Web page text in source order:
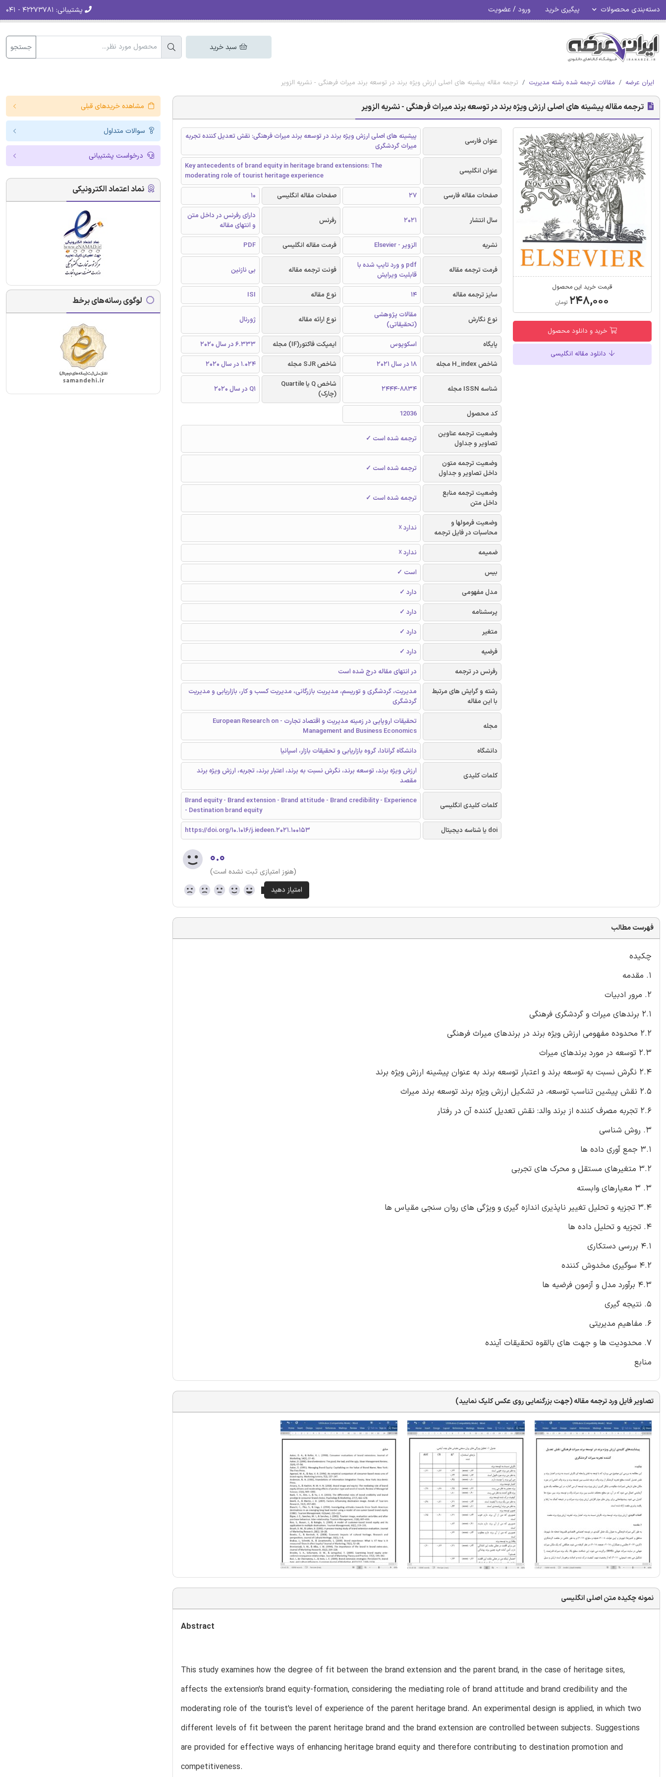
دسته‌بندی محصولات پیگیری خرید ورود / عضویت پشتیبانی:
سبد خرید جستجو
ایران عرضه مقالات ترجمه شده رشته مدیریت ترجمه مقاله پیشینه های اصلی ارزش ویژه برند در توسعه برند میراث فرهنگی - نشریه الزویر
ترجمه مقاله پیشینه های اصلی ارزش ویژه برند در توسعه برند میراث فرهنگی - نشریه الزویر
قیمت خرید این محصول
۲۴۸,۰۰۰ تومان
خرید و دانلود محصول
دانلود مقاله انگلیسی
عنوان فارسی
پیشینه های اصلی ارزش ویژه برند در توسعه برند میراث فرهنگی: نقش تعدیل کننده تجربه
میراث گردشگری
عنوان انگلیسی
Key antecedents of brand equity in heritage brand extensions: The
moderating role of tourist heritage experience
صفحات مقاله فارسی
27 صفحات مقاله انگلیسی 10
سال انتشار 2021 رفرنس
دارای رفرنس در داخل متن
و انتهای مقاله
نشریه
الزویر - Elsevier فرمت مقاله انگلیسی PDF
فرمت ترجمه مقاله
pdf و ورد تایپ شده با
قابلیت ویرایش
فونت ترجمه مقاله بی نازنین
سایز ترجمه مقاله 14 نوع مقاله ISI
نوع نگارش
مقالات پژوهشی
(تحقیقاتی)
نوع ارائه مقاله ژورنال
پایگاه اسکوپوس ایمپکت فاکتور(IF) مجله
6.333 در سال 2020
شاخص H_index مجله
18 در سال 2021 شاخص SJR مجله 1.024 در سال 2020
شناسه ISSN مجله 2444-8834
شاخص Q یا Quartile
(چارک)
Q1 در سال 2020
کد محصول
12036
وضعیت ترجمه عناوین
تصاویر و جداول
ترجمه شده است ✓
وضعیت ترجمه متون
داخل تصاویر و جداول
ترجمه شده است ✓
وضعیت ترجمه منابع
داخل متن
ترجمه شده است ✓
وضعیت فرمولها و
محاسبات در فایل ترجمه
ندارد ☓
ضمیمه
ندارد ☓
بیس
است ✓
مدل مفهومی
دارد ✓
پرسشنامه
دارد ✓
متغیر
دارد ✓
فرضیه
دارد ✓
رفرنس در ترجمه
در انتهای مقاله درج شده است
رشته و گرایش های مرتبط
با این مقاله
مدیریت، گردشگری و توریسم، مدیریت بازرگانی، مدیریت کسب و کار، بازاریابی و مدیریت
گردشگری
مجله
تحقیقات اروپایی در زمینه مدیریت و اقتصاد تجارت - European Research on
Management and Business Economics
دانشگاه
دانشگاه گرانادا، گروه بازاریابی و تحقیقات بازار، اسپانیا
کلمات کلیدی
ارزش ویژه برند، توسعه برند، نگرش نسبت به برند، اعتبار برند، تجربه، ارزش ویژه برند
مقصد
کلمات کلیدی انگلیسی
Brand equity - Brand extension - Brand attitude - Brand credibility - Experience
- Destination brand equity
doi یا شناسه دیجیتال
https://doi.org/10.1016/j.iedeen.2021.100153
۰.۰
(هنوز امتیازی ثبت نشده است)
فهرست مطالب
چکیده
1. مقدمه
2. مرور ادبیات
2.1 برندهای میراث و گردشگری فرهنگی
2.2 محدوده مفهومی ارزش ویژه برند در برندهای میراث فرهنگی
2.3 توسعه در مورد برندهای میراث
2.4 نگرش نسبت به توسعه برند و اعتبار توسعه برند به عنوان پیشینه ارزش ویژه برند
2.5 نقش پیشین تناسب توسعه، در تشکیل ارزش ویژه برند توسعه برند میراث
2.6 تجربه مصرف کننده از برند والد: نقش تعدیل کننده آن در رفتار
3. روش شناسی
3.1 جمع آوری داده ها
۳.۲ متغیرهای مستقل و محرک های تجربی
۳. ۳ معیارهای وابسته
3.4 تجزیه و تحلیل تغییر ناپذیری اندازه گیری و ویژگی های روان سنجی مقیاس ها
4. تجزیه و تحلیل داده ها
4.1 بررسی دستکاری
4.2 سوگیری مخدوش كننده
4.3 برآورد مدل و آزمون فرضیه ها
5. نتیجه گیری
6. مفاهیم مدیریتی
7. محدودیت ها و جهت های بالقوه تحقیقات آینده
منابع
تصاویر فایل ورد ترجمه مقاله (جهت بزرگنمایی روی عکس کلیک نمایید)
نمونه چکیده متن اصلی انگلیسی
Abstract
This study examines how the degree of fit between the brand extension and the parent brand, in the case of heritage sites,
affects the extension's brand equity-formation, considering the mediating role of brand attitude and brand credibility and the
moderating role of the tourist's level of experience of the parent heritage brand. An experimental design is applied, in which two
different levels of fit between the parent heritage brand and the brand extension are controlled between subjects. Suggestions
are provided for effective ways of enhancing heritage brand equity and therefore contributing to destination promotion and
competitiveness.
مشاهده خریدهای قبلی
سوالات متداول
درخواست پشتیبانی
نماد اعتماد الکترونیکی
لوگوی رسانه‌های برخط